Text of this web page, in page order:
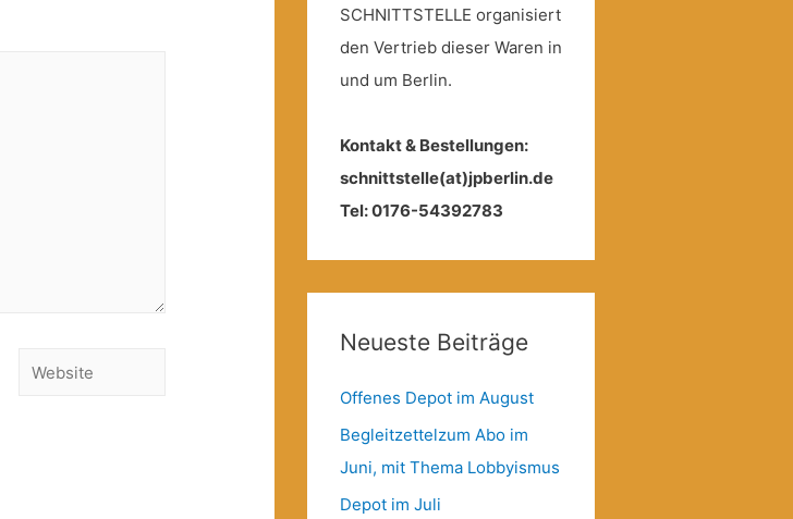
Website
SCHNITTSTELLE organisiert
den Vertrieb dieser Waren in
und um Berlin.
Kontakt & Bestellungen:
schnittstelle(at)jpberlin.de
Tel: 0176-54392783
Neueste Beiträge
Offenes Depot im August
Begleitzettelzum Abo im
Juni, mit Thema Lobbyismus
Depot im Juli